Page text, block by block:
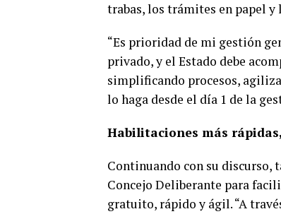
trabas, los trámites en papel y
“Es prioridad de mi gestión
privado, y el Estado debe
simplificando procesos,
lo haga desde el día 1 de la
Habilitaciones más
Continuando con su discurso,
Concejo Deliberante para
gratuito, rápido y ágil. “A